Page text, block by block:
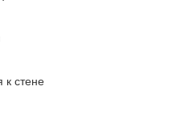
к стене